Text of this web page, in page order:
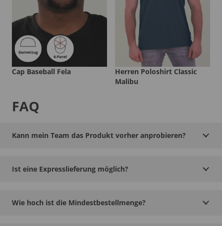
Cap Baseball Fela
Herren Poloshirt Classic
Malibu
FAQ
Kann mein Team das Produkt vorher anprobieren?
Ist eine Expresslieferung möglich?
Wie hoch ist die Mindestbestellmenge?